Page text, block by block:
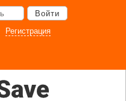
Войти
Регистрация